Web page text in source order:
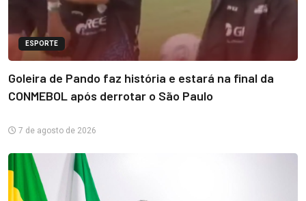
ESPORTE
Goleira de Pando faz história e estará na final da
CONMEBOL após derrotar o São Paulo
7 de agosto de 2026